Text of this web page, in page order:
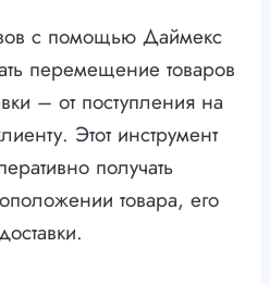
с помощью Даймекс
перемещение товаров
– от поступления на
Этот инструмент
получать
товара, его